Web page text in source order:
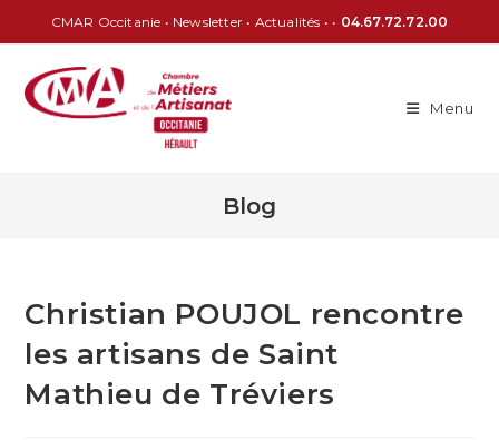
CMAR Occitanie • Newsletter • Actualités • • 04.67.72.72.00
Menu
Blog
Christian POUJOL rencontre
les artisans de Saint
Mathieu de Tréviers